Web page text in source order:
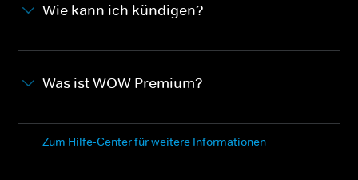
Wie kann ich kündigen?
Was ist WOW Premium?
Zum Hilfe-Center für weitere Informationen